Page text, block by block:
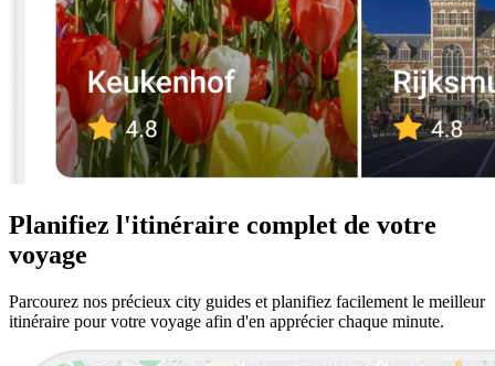
Planifiez l'itinéraire complet de votre
voyage
Parcourez nos précieux city guides et planifiez facilement le meilleur
itinéraire pour votre voyage afin d'en apprécier chaque minute.